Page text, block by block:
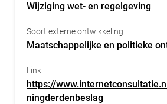
Wijziging wet- en regelgeving
Soort externe ontwikkeling
Maatschappelijke en politieke
Link
https://
ningderdenbeslag